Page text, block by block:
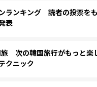
ランキング 読者の投票を
表
次の韓国旅行がもっと楽
クニック